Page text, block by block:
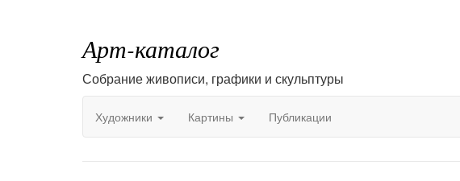
Арт-каталог
Собрание живописи, графики и скульптуры
Художники Картины Публикации